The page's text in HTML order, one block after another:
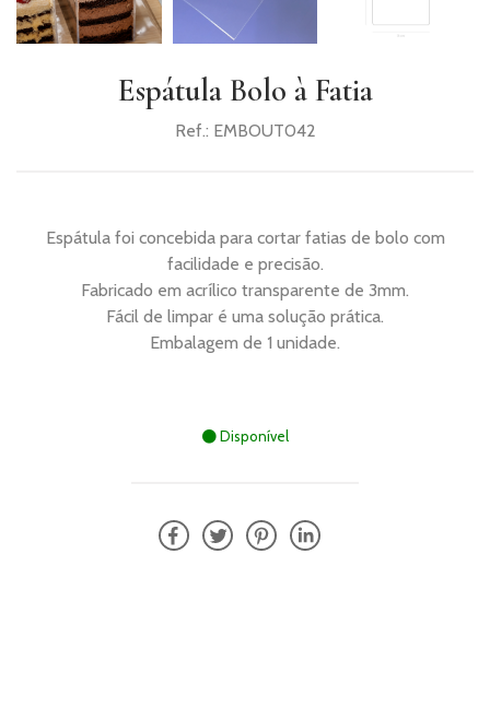
HALLOWEEN
Espátula Bolo à Fatia
Ref.: EMBOUT042
Espátula foi concebida para cortar fatias de bolo com
facilidade e precisão.
Fabricado em acrílico transparente de 3mm.
Fácil de limpar é uma solução prática.
Disponível